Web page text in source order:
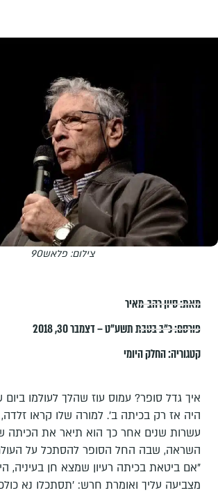
צילום: פלאש90
מאת:סיון רהב-מאיר
פורסם:כ״ב בטבת תשע״ט – דצמבר 30, 2018
קטגוריה:החלק היומי
היה אז רק בכיתה ב'. למורה שלו קראו
עשרות שנים אחר כך הוא תיאר את הכיתה
השראה, שבה החל הסופר להסתכל על
"אם ביטאת בכיתה רעיון שמצא חן בעיניה,
מצביעה עליך ואומרת חרש: 'תסתכלו נא